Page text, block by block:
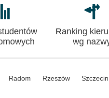
Ranking
wg
Radom Rzeszów Szczecin